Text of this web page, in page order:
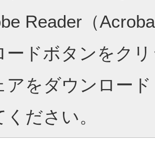
Reader（
ードボタンをク
アをダウンロー
ださい。